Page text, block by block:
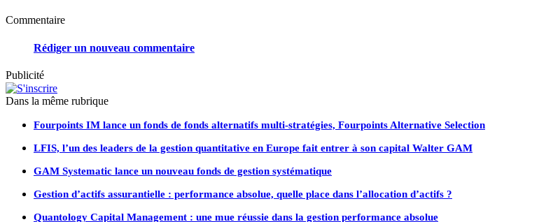
Commentaire
Rédiger un nouveau commentaire
Publicité
Dans la même rubrique
Fourpoints IM lance un fonds de fonds alternatifs multi-stratégies, Fourpoints Alternative Selection
LFIS, l’un des leaders de la gestion quantitative en Europe fait entrer à son capital Walter GAM
GAM Systematic lance un nouveau fonds de gestion systématique
Gestion d’actifs assurantielle : performance absolue, quelle place dans l’allocation d’actifs ?
Quantology Capital Management : une mue réussie dans la gestion performance absolue